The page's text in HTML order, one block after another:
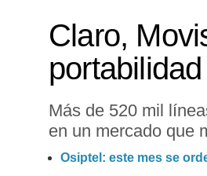
Claro,
Más de 520 mil
en un mercado que
Osiptel: este mes se